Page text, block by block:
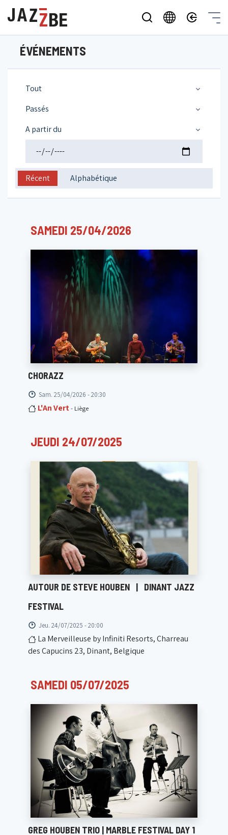
ÉVÉNEMENTS
Tout
Passés
A partir du
Récent Alphabétique
SAMEDI 25/04/2026
CHORAZZ
Sam. 25/04/2026 - 20:30
L'An Vert- Liège
JEUDI 24/07/2025
AUTOUR DE STEVE HOUBEN | DINANT JAZZ
FESTIVAL
Jeu. 24/07/2025 - 20:00
La Merveilleuse by Infiniti Resorts, Charreau
des Capucins 23, Dinant, Belgique
SAMEDI 05/07/2025
GREG HOUBEN TRIO | MARBLE FESTIVAL DAY 1